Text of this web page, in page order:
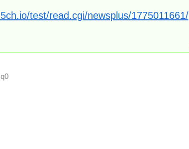
test/read.cgi/newsplus/1775011661/